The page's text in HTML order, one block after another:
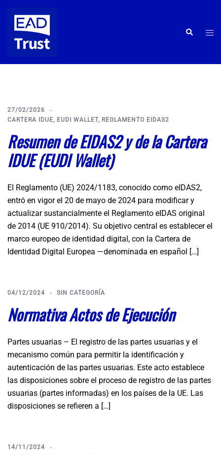
contenido
Buscar
27/02/2026
CARTERA IDUE, EUDI WALLET, REGLAMENTO EIDAS2
Resumen de EIDAS2 y de la Cartera
IDUE (EUDI Wallet)
El Reglamento (UE) 2024/1183, conocido como eIDAS2,
entró en vigor el 20 de mayo de 2024 para modificar y
actualizar sustancialmente el Reglamento eIDAS original
de 2014 (UE 910/2014). Su objetivo central es establecer el
marco europeo de identidad digital, con la Cartera de
Identidad Digital Europea —denominada en español […]
04/12/2024 SIN CATEGORÍA
Normativa Actos de Ejecución
Partes usuarias – El registro de las partes usuarias y el
mecanismo común para permitir la identificación y
autenticación de las partes usuarias. Este acto establece
las disposiciones sobre el proceso de registro de las partes
usuarias (partes informadas) en los países de la UE. Las
disposiciones se refieren a […]
14/11/2024